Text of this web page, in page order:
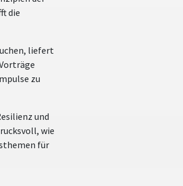
die
liefert
zu
und
wie
für